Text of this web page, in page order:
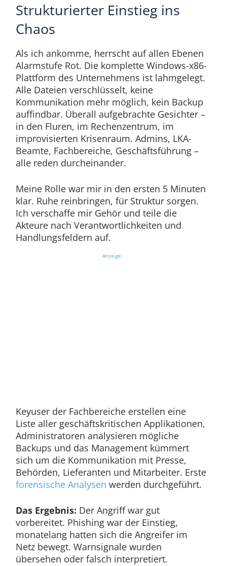
Strukturierter Einstieg ins
Chaos
Als ich ankomme, herrscht auf allen Ebenen
Alarmstufe Rot. Die komplette Windows-x86-
Plattform des Unternehmens ist lahmgelegt.
Alle Dateien verschlüsselt, keine
Kommunikation mehr möglich, kein Backup
auffindbar. Überall aufgebrachte Gesichter –
in den Fluren, im Rechenzentrum, im
improvisierten Krisenraum. Admins, LKA-
Beamte, Fachbereiche, Geschäftsführung –
alle reden durcheinander.
Meine Rolle war mir in den ersten 5 Minuten
klar. Ruhe reinbringen, für Struktur sorgen.
Ich verschaffe mir Gehör und teile die
Akteure nach Verantwortlichkeiten und
Handlungsfeldern auf.
Anzeige
Keyuser der Fachbereiche erstellen eine
Liste aller geschäftskritischen Applikationen,
Administratoren analysieren mögliche
Backups und das Management kümmert
sich um die Kommunikation mit Presse,
Behörden, Lieferanten und Mitarbeiter. Erste
forensische Analysen werden durchgeführt.
Das Ergebnis: Der Angriff war gut
vorbereitet. Phishing war der Einstieg,
monatelang hatten sich die Angreifer im
Netz bewegt. Warnsignale wurden
übersehen oder falsch interpretiert.